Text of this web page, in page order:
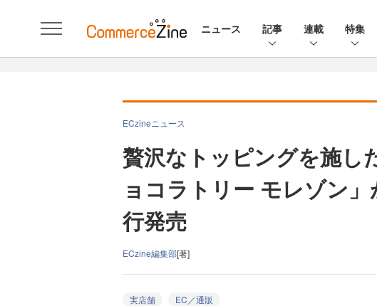
ニュース 記事 連載 特集
ECzineニュース
贅沢なトッピングを施し
ョコラトリー モレゾン
行発売
ECzine編集部[著]
実店舗 EC／通販